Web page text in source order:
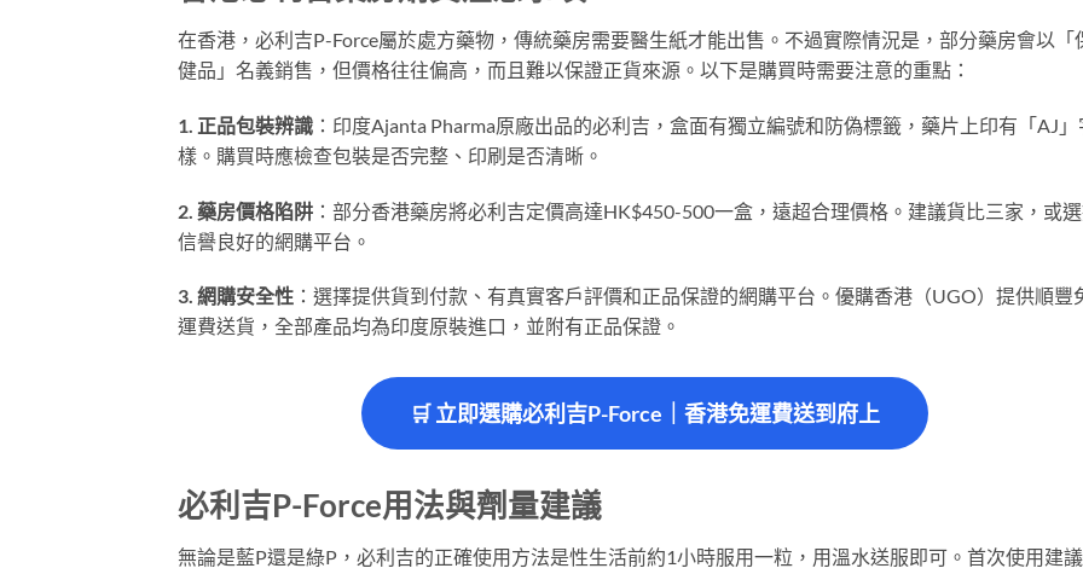
在香港，必利吉P-Force屬於處方藥物，傳統藥房需要醫生紙才能出售。不過實際情況是，部分藥房會以「
健品」名義銷售，但價格往往偏高，而且難以保證正貨來源。以下是購買時需要注意的重點：
1. 正品包裝辨識 ：印度Ajanta Pharma原廠出品的必利吉，盒面有獨立編號和防偽標籤，藥片上印有「AJ」
樣。購買時應檢查包裝是否完整、印刷是否清晰。
2. 藥房價格陷阱 ：部分香港藥房將必利吉定價高達HK$450-500一盒，遠超合理價格。建議貨比三家，或
信譽良好的網購平台。
3. 網購安全性 ：選擇提供貨到付款、有真實客戶評價和正品保證的網購平台。優購香港（UGO）提供順豐
運費送貨，全部產品均為印度原裝進口，並附有正品保證。
🛒 立即選購必利吉P-Force｜香港免運費送到府上
必利吉P-Force用法與劑量建議
無論是藍P還是綠P，必利吉的正確使用方法是性生活前約1小時服用一粒，用溫水送服即可。首次使用建